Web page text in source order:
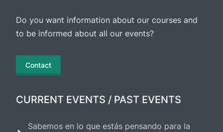
Do you want information about our courses and
to be informed about all our events?
Contact
CURRENT EVENTS / PAST EVENTS
Sabemos en lo que estás pensando para la